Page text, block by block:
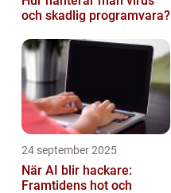
och skadlig programvara?
24 september 2025
När AI blir hackare:
Framtidens hot och